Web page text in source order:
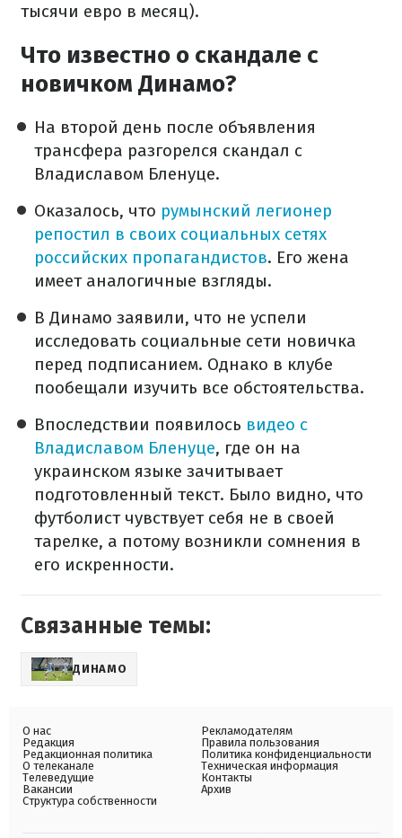
тысячи евро в месяц).
Что известно о скандале с
новичком Динамо?
На второй день после объявления
трансфера разгорелся скандал с
Владиславом Бленуце.
Оказалось, что румынский легионер
репостил в своих социальных сетях
российских пропагандистов. Его жена
имеет аналогичные взгляды.
В Динамо заявили, что не успели
исследовать социальные сети новичка
перед подписанием. Однако в клубе
пообещали изучить все обстоятельства.
Впоследствии появилось видео с
Владиславом Бленуце, где он на
украинском языке зачитывает
подготовленный текст. Было видно, что
футболист чувствует себя не в своей
тарелке, а потому возникли сомнения в
его искренности.
Связанные темы:
ДИНАМО
О нас
Редакция
Редакционная политика
О телеканале
Телеведущие
Вакансии
Структура собственности
Рекламодателям
Правила пользования
Политика конфиденциальности
Техническая информация
Контакты
Архив